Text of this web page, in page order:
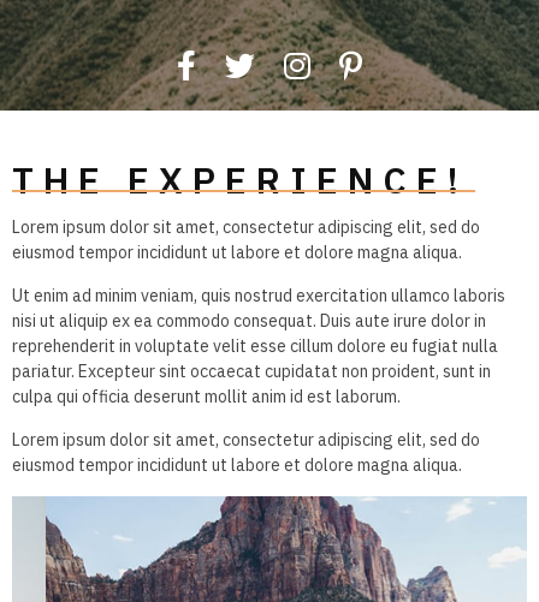
THE EXPERIENCE!
Lorem ipsum dolor sit amet, consectetur adipiscing elit, sed do
eiusmod tempor incididunt ut labore et dolore magna aliqua.
Ut enim ad minim veniam, quis nostrud exercitation ullamco laboris
nisi ut aliquip ex ea commodo consequat. Duis aute irure dolor in
reprehenderit in voluptate velit esse cillum dolore eu fugiat nulla
pariatur. Excepteur sint occaecat cupidatat non proident, sunt in
culpa qui officia deserunt mollit anim id est laborum.
Lorem ipsum dolor sit amet, consectetur adipiscing elit, sed do
eiusmod tempor incididunt ut labore et dolore magna aliqua.